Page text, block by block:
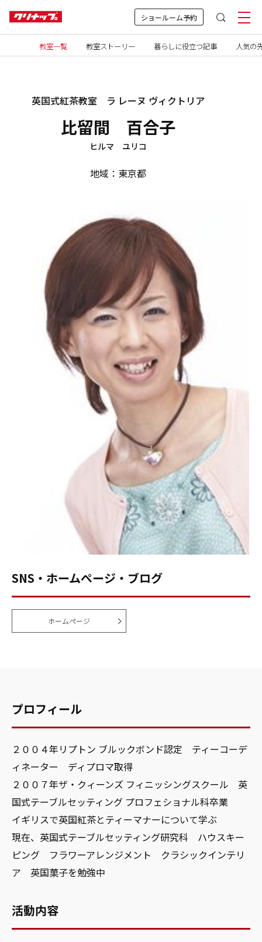
ショールーム予約
教室一覧 教室ストーリー 暮らしに役立つ記事 人気の
英国式紅茶教室 ラ レーヌ ヴィクトリア
比留間 百合子
ヒルマ ユリコ
地域：東京都
SNS・ホームページ・ブログ
ホームページ
プロフィール
２００４年リプトン ブルックボンド認定 ティーコーデ
ィネーター ディプロマ取得
２００７年ザ・クィーンズ フィニッシングスクール 英
国式テーブルセッティング プロフェショナル科卒業
イギリスで英国紅茶とティーマナーについて学ぶ
現在、英国式テーブルセッティング研究科 ハウスキー
ピング フラワーアレンジメント クラシックインテリ
ア 英国菓子を勉強中
活動内容